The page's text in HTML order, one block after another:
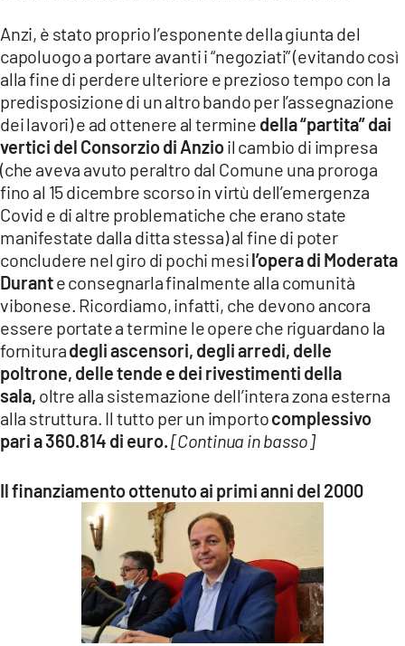
Anzi, è stato proprio l’esponente della giunta del
capoluogo a portare avanti i “negoziati” (evitando così
alla fine di perdere ulteriore e prezioso tempo con la
predisposizione di un altro bando per l’assegnazione
dei lavori) e ad ottenere al termine della “partita” dai
vertici del Consorzio di Anzioil cambio di impresa
(che aveva avuto peraltro dal Comune una proroga
fino al 15 dicembre scorso in virtù dell’emergenza
Covid e di altre problematiche che erano state
manifestate dalla ditta stessa) al fine di poter
concludere nel giro di pochi mesil’opera di Moderata
Durante consegnarla finalmente alla comunità
vibonese. Ricordiamo, infatti, che devono ancora
essere portate a termine le opere che riguardano la
fornituradegli ascensori, degli arredi, delle
poltrone, delle tende e dei rivestimenti della
sala, oltre alla sistemazione dell’intera zona esterna
alla struttura. Il tutto per un importocomplessivo
pari a 360.814 di euro.[Continua in basso]
Il finanziamento ottenuto ai primi anni del 2000